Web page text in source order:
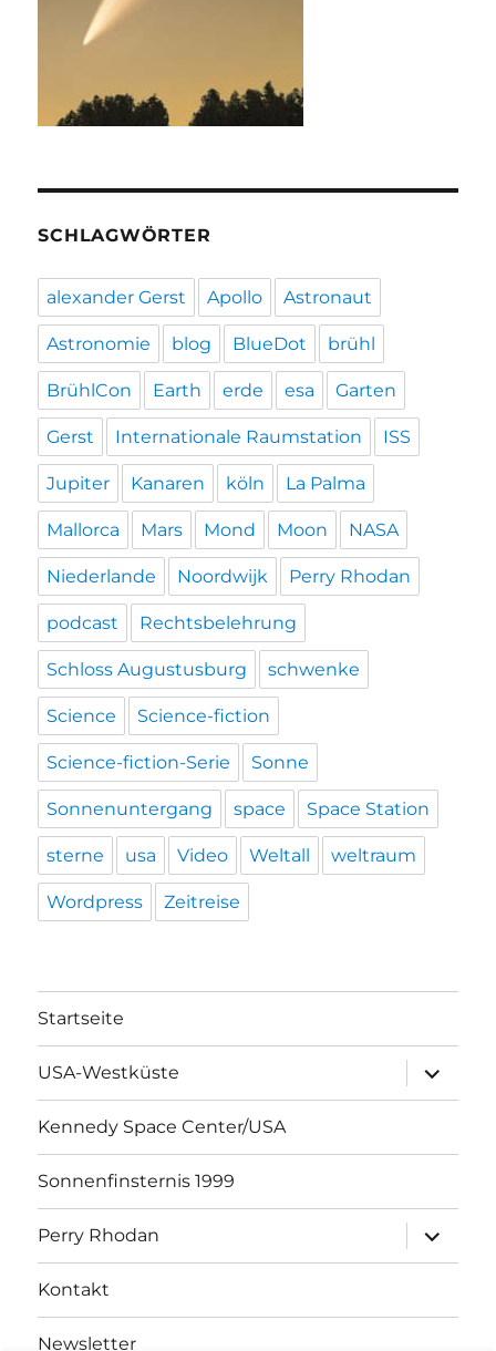
SCHLAGWÖRTER
alexander Gerst Apollo Astronaut
Astronomie blog BlueDot brühl
BrühlCon Earth erde esa Garten
Gerst Internationale Raumstation ISS
Jupiter Kanaren köln La Palma
Mallorca Mars Mond Moon NASA
Niederlande Noordwijk Perry Rhodan
podcast Rechtsbelehrung
Schloss Augustusburg schwenke
Science Science-fiction
Science-fiction-Serie Sonne
Sonnenuntergang space Space Station
sterne usa Video Weltall weltraum
Wordpress Zeitreise
Startseite
USA-Westküste
öffnen
Kennedy Space Center/USA
Sonnenfinsternis 1999
Perry Rhodan
öffnen
Kontakt
Newsletter